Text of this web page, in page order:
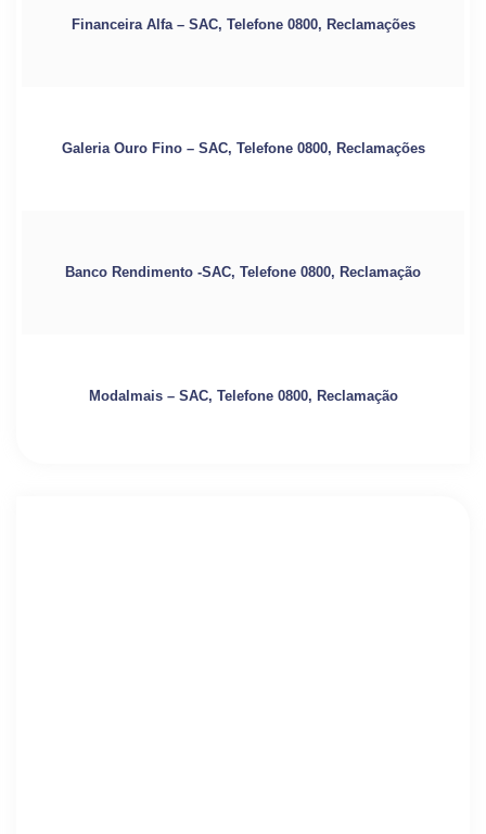
Financeira Alfa – SAC, Telefone 0800, Reclamações
Galeria Ouro Fino – SAC, Telefone 0800, Reclamações
Banco Rendimento -SAC, Telefone 0800, Reclamação
Modalmais – SAC, Telefone 0800, Reclamação